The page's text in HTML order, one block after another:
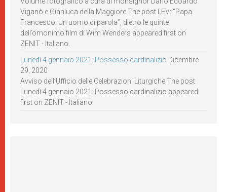
Viganò e Gianluca della Maggiore The post LEV: “Papa
Francesco. Un uomo di parola”, dietro le quinte
dell’omonimo film di Wim Wenders appeared first on
ZENIT - Italiano.
Lunedì 4 gennaio 2021: Possesso cardinalizio Dicembre
29, 2020
Avviso dell’Ufficio delle Celebrazioni Liturgiche The post
Lunedì 4 gennaio 2021: Possesso cardinalizio appeared
first on ZENIT - Italiano.